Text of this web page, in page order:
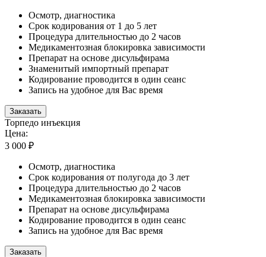
Осмотр, диагностика
Срок кодирования от 1 до 5 лет
Процедура длительностью до 2 часов
Медикаментозная блокировка зависимости
Препарат на основе дисульфирама
Знаменитый импортный препарат
Кодирование проводится в один сеанс
Запись на удобное для Вас время
Заказать
Торпедо инъекция
Цена:
3 000 ₽
Осмотр, диагностика
Срок кодирования от полугода до 3 лет
Процедура длительностью до 2 часов
Медикаментозная блокировка зависимости
Препарат на основе дисульфирама
Кодирование проводится в один сеанс
Запись на удобное для Вас время
Заказать